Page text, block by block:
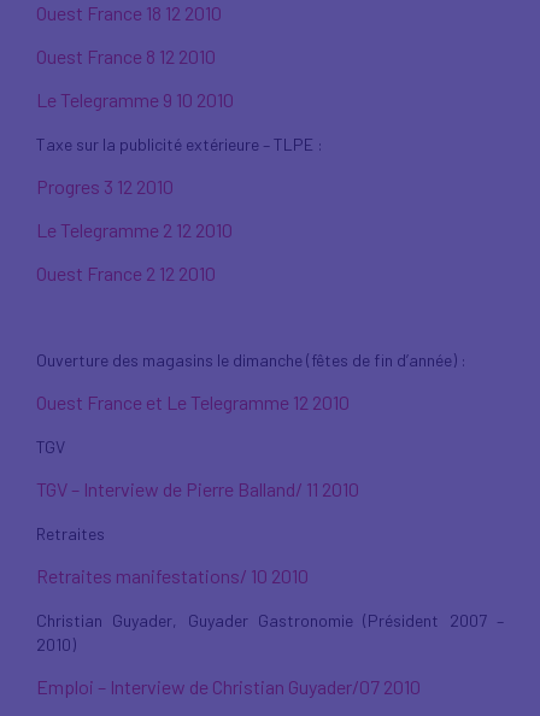
Ouest France 18 12 2010
Ouest France 8 12 2010
Le Telegramme 9 10 2010
Taxe sur la publicité extérieure – TLPE :
Progres 3 12 2010
Le Telegramme 2 12 2010
Ouest France 2 12 2010
Ouverture des magasins le dimanche (fêtes de fin d’année) :
Ouest France et Le Telegramme 12 2010
TGV
TGV – Interview de Pierre Balland/ 11 2010
Retraites
Retraites manifestations/ 10 2010
Christian Guyader, Guyader Gastronomie (Président 2007 –
2010)
Emploi – Interview de Christian Guyader/07 2010